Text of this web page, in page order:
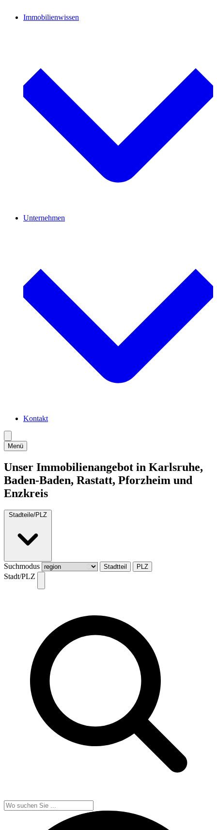
Immobilienwissen
Unternehmen
Kontakt
Menü
Unser Immobilienangebot in Karlsruhe,
Baden-Baden, Rastatt, Pforzheim und
Enzkreis
Stadteile/PLZ
Suchmodus Stadtteil PLZ
Stadt/PLZ